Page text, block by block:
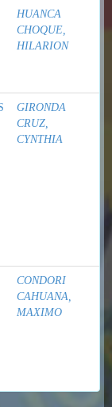
HUANCA
CHOQUE,
HILARION
GIRONDA
CRUZ,
CYNTHIA
CONDORI
CAHUANA,
MAXIMO